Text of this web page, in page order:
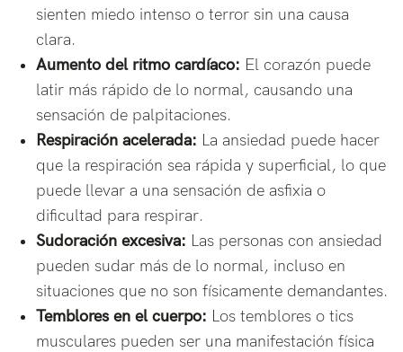
sienten miedo intenso o terror sin una causa
clara.
Aumento del ritmo cardíaco: El corazón puede
latir más rápido de lo normal, causando una
sensación de palpitaciones.
Respiración acelerada: La ansiedad puede hacer
que la respiración sea rápida y superficial, lo que
puede llevar a una sensación de asfixia o
dificultad para respirar.
Sudoración excesiva: Las personas con ansiedad
pueden sudar más de lo normal, incluso en
situaciones que no son físicamente demandantes.
Temblores en el cuerpo: Los temblores o tics
musculares pueden ser una manifestación física